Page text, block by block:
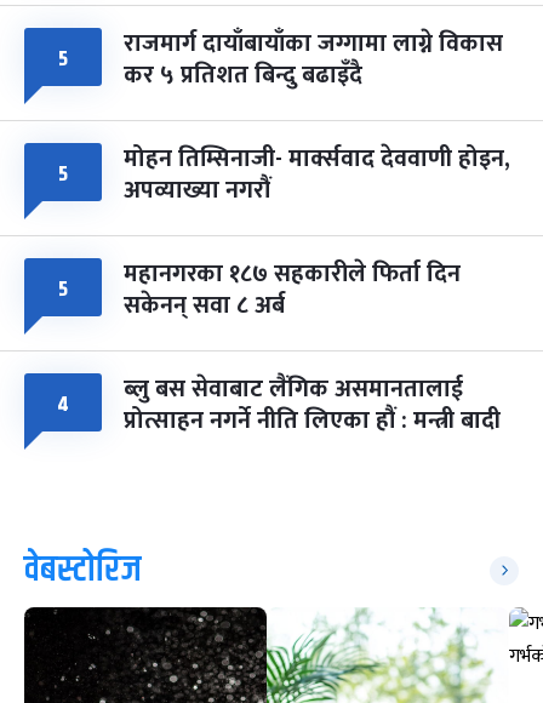
५ राजमार्ग दायाँबायाँका जग्गामा लाग्ने विकास
कर ५ प्रतिशत बिन्दु बढाइँदै
५ मोहन तिम्सिनाजी- मार्क्सवाद देववाणी होइन,
अपव्याख्या नगरौं
५ महानगरका १८७ सहकारीले फिर्ता दिन
सकेनन् सवा ८ अर्ब
४ ब्लु बस सेवाबाट लैंगिक असमानतालाई
प्रोत्साहन नगर्ने नीति लिएका हौं : मन्त्री बादी
वेबस्टोरिज